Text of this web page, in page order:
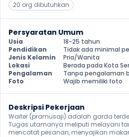
20 org dibutuhkan
Persyaratan Umum
Usia
18-25 tahun
Pendidikan
Tidak ada minimal
Jenis Kelamin
Pria/Wanita
Lokasi
Berada pada Kota
Pengalaman
Tanpa pengalaman
Foto
Wajib memiliki foto
Deskripsi Pekerjaan
Waiter (pramusaji) adalah garda
Tugas utamanya meliputi melayani
mencatat pesanan, menyajikan